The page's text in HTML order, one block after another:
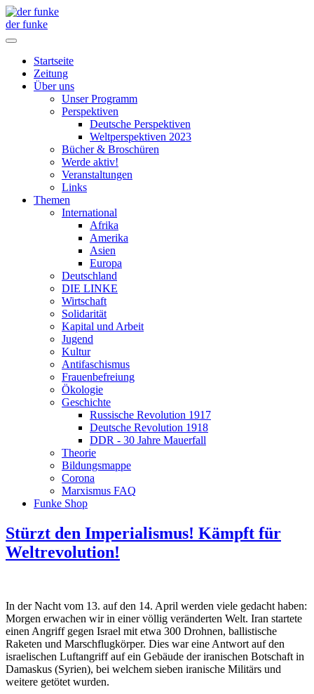
der funke
Startseite
Zeitung
Über uns
Unser Programm
Perspektiven
Deutsche Perspektiven
Weltperspektiven 2023
Bücher & Broschüren
Werde aktiv!
Veranstaltungen
Links
Themen
International
Afrika
Amerika
Asien
Europa
Deutschland
DIE LINKE
Wirtschaft
Solidarität
Kapital und Arbeit
Jugend
Kultur
Antifaschismus
Frauenbefreiung
Ökologie
Geschichte
Russische Revolution 1917
Deutsche Revolution 1918
DDR - 30 Jahre Mauerfall
Theorie
Bildungsmappe
Corona
Marxismus FAQ
Funke Shop
Stürzt den Imperialismus! Kämpft für
Weltrevolution!
In der Nacht vom 13. auf den 14. April werden viele gedacht haben:
Morgen erwachen wir in einer völlig veränderten Welt. Iran startete
einen Angriff gegen Israel mit etwa 300 Drohnen, ballistische
Raketen und Marschflugkörper. Dies war eine Antwort auf den
israelischen Luftangriff auf ein Gebäude der iranischen Botschaft in
Damaskus (Syrien), bei welchem sieben iranische Militärs und
weitere getötet wurden.